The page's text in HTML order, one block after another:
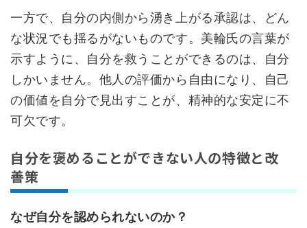
一方で、自分の内側から湧き上がる承認は、どん
な状況でも揺るがないものです。美輪氏の言葉が
示すように、自分を救うことができるのは、自分
しかいません。他人の評価から自由になり、自己
の価値を自分で見出すことが、精神的な安定に不
可欠です。
自分を褒めることができない人の特徴と改
善策
なぜ自分を認められないのか？